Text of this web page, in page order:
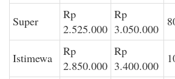
Super
Rp
2.525.000
Rp
3.050.000
Istimewa
Rp
2.850.000
Rp
3.400.000